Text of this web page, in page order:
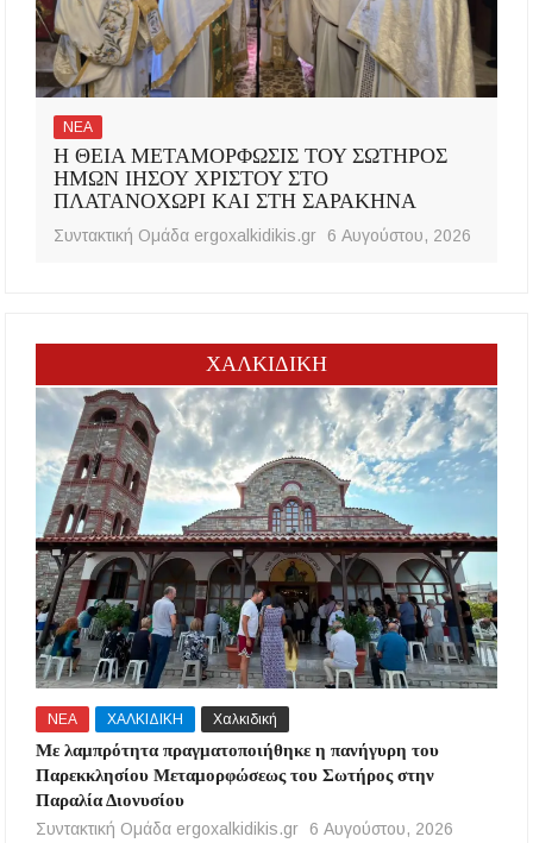
ΝΕΑ
Η ΘΕΙΑ ΜΕΤΑΜΟΡΦΩΣΙΣ ΤΟΥ ΣΩΤΗΡΟΣ
ΗΜΩΝ ΙΗΣΟΥ ΧΡΙΣΤΟΥ ΣΤΟ
ΠΛΑΤΑΝΟΧΩΡΙ ΚΑΙ ΣΤΗ ΣΑΡΑΚΗΝΑ
Συντακτική Ομάδα ergoxalkidikis.gr 6 Αυγούστου, 2026
ΧΑΛΚΙΔΙΚΗ
ΝΕΑ ΧΑΛΚΙΔΙΚΗ Χαλκιδική
Με λαμπρότητα πραγματοποιήθηκε η πανήγυρη του
Παρεκκλησίου Μεταμορφώσεως του Σωτήρος στην
Παραλία Διονυσίου
Συντακτική Ομάδα ergoxalkidikis.gr
6 Αυγούστου, 2026